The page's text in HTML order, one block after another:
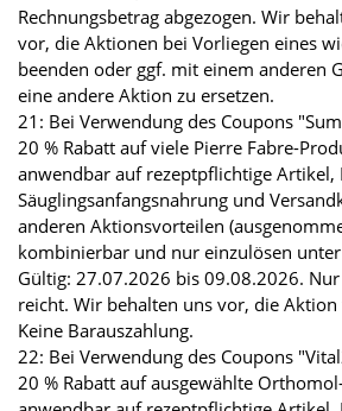
Rechnungsbetrag abgezogen. Wir
vor, die Aktionen bei Vorliegen eines
beenden oder ggf. mit einem anderen
eine andere Aktion zu ersetzen.
21: Bei Verwendung des Coupons
20 % Rabatt auf viele Pierre Fabre-
anwendbar auf rezeptpflichtige Artikel,
Säuglingsanfangsnahrung und
anderen Aktionsvorteilen
kombinierbar und nur einzulösen
Gültig: 27.07.2026 bis 09.08.2026.
reicht. Wir behalten uns vor, die
Keine Barauszahlung.
22: Bei Verwendung des Coupons
20 % Rabatt auf ausgewählte